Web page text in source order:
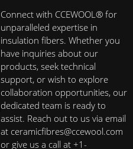
Connect with CCEWOOL® for
unparalleled expertise in
insulation fibers. Whether you
have inquiries about our
products, seek technical
support, or wish to explore
collaboration opportunities, our
dedicated team is ready to
assist. Reach out to us via email
at ceramicfibres@ccewool.com
or give us a call at +1-